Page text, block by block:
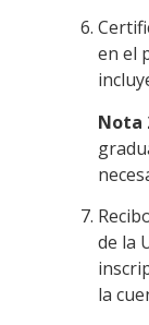
en el
Nota
de la
la